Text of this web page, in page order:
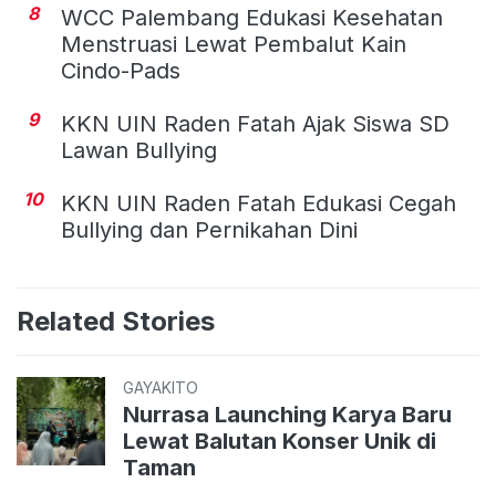
8
WCC Palembang Edukasi Kesehatan
Menstruasi Lewat Pembalut Kain
Cindo-Pads
9
KKN UIN Raden Fatah Ajak Siswa SD
Lawan Bullying
10
KKN UIN Raden Fatah Edukasi Cegah
Bullying dan Pernikahan Dini
Related Stories
GAYAKITO
Nurrasa Launching Karya Baru
Lewat Balutan Konser Unik di
Taman